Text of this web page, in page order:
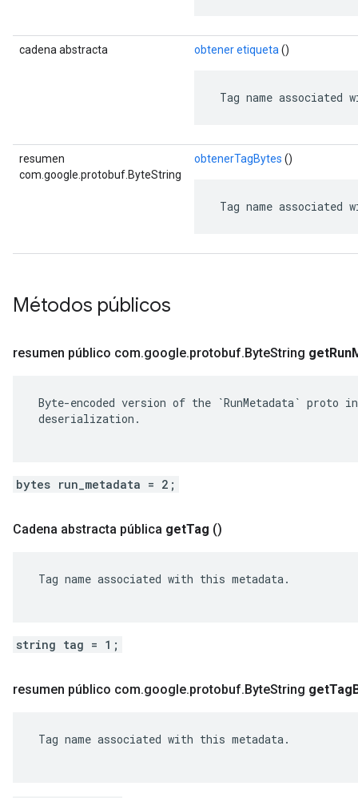
cadena abstracta obtener etiqueta ()
Tag name associated
resumen
com.google.protobuf.ByteString
obtenerTagBytes ()
Tag name associated
Métodos públicos
resumen público com.google.protobuf.ByteString getRun
Byte-encoded version of the `RunMetadata` proto
deserialization.
bytes run_metadata = 2;
Cadena abstracta pública getTag ()
Tag name associated with this metadata.
string tag = 1;
resumen público com.google.protobuf.ByteString getTag
Tag name associated with this metadata.